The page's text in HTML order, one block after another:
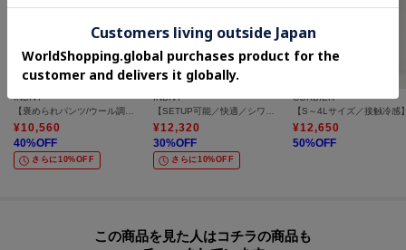
INDIVI
【褒められパンツ/ウール調素材】ラメ混ワイドパンツ
¥10,560
40%OFF
さらに10%OFF
INDIVI
【SETUP可能／快適／シワになりにくい】リネンライクワイドパンツ
¥12,320
30%OFF
さらに10%OFF
CORDIER
¥12,650
50%OFF
この商品を見た人はコチラの商品も